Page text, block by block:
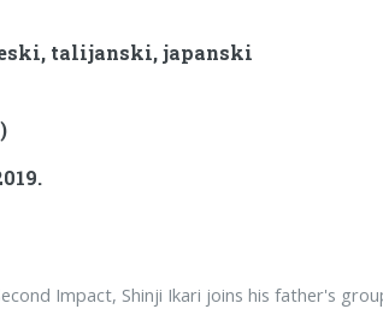
talijanski, japanski
Impact, Shinji Ikari joins his father's